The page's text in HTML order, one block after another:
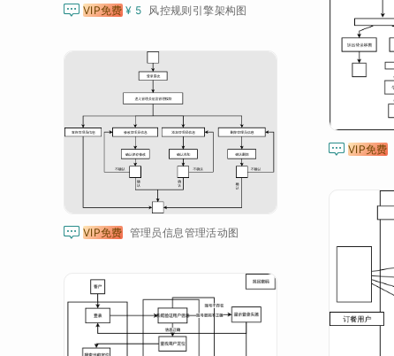
 VIP免费 ¥ 5 风控规则引擎架构图
 VIP免费
 VIP免费 管理员信息管理活动图